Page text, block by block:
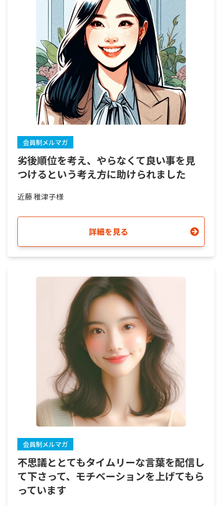
会員制メルマガ
劣後順位を考え、やらなくて良い事を見
つけるという考え方に助けられました
近藤 稚津子様
詳細を見る
会員制メルマガ
不思議ととてもタイムリーな言葉を配信し
て下さって、モチベーションを上げてもら
っています